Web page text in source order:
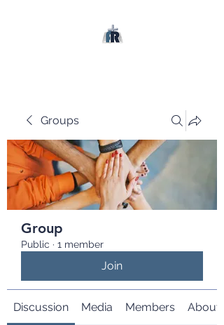
Groups
Group
Public · 1 member
Join
Discussion Media Members About